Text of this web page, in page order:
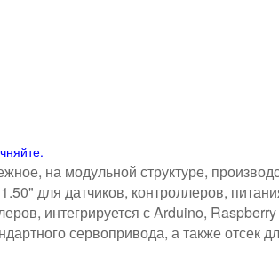
на модульной структуре,
для датчиков, контроллеров,
интегрируется с Arduino,
сервопривода, а также отсек